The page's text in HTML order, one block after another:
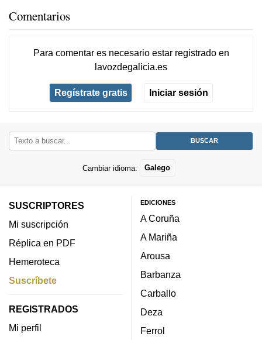
Comentarios
Para comentar es necesario estar registradoen
lavozdegalicia.es
Regístrate gratis Iniciar sesión
Cambiar idioma: Galego
SUSCRIPTORES
Mi suscripción
Réplica en PDF
Hemeroteca
Suscríbete
REGISTRADOS
Mi perfil
EDICIONES
A Coruña
A Mariña
Arousa
Barbanza
Carballo
Deza
Ferrol